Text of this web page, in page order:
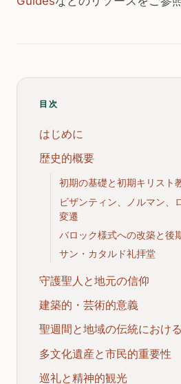
目次
はじめに
歴史的概要
初期の基礎と初期キリスト
ビザンティン、ノルマン、
変遷
バロック様式への改築と後
サン・カタルド礼拝堂
守護聖人と地元の信仰
建築的・芸術的意義
聖週間と地域の伝統におけ
多文化遺産と市民的重要性
巡礼と精神的観光